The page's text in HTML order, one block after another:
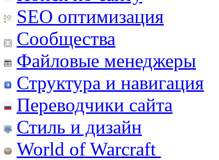
SEO оптимизация
Сообщества
Файловые менеджеры
Структура и навигация
Переводчики сайта
Стиль и дизайн
World of Warcraft